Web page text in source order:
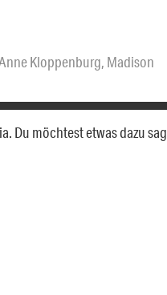
Kloppenburg, Madison
Du möchtest etwas dazu